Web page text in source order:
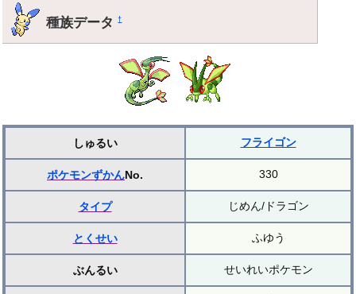
種族データ†
しゅるい フライゴン
ポケモンずかんNo. 330
タイプ じめん/ドラゴン
とくせい ふゆう
ぶんるい せいれいポケモン